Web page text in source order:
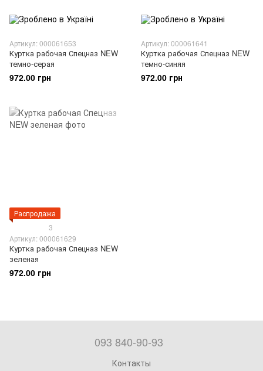
Артикул: 000061653
Куртка рабочая Спецназ NEW
темно-серая
972.00 грн
Артикул: 000061641
Куртка рабочая Спецназ NEW
темно-синяя
972.00 грн
Распродажа
3
Артикул: 000061629
Куртка рабочая Спецназ NEW
зеленая
972.00 грн
093 840-90-93
Контакты